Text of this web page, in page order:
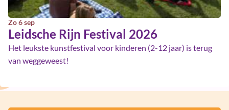
Zo 6 sep
Leidsche Rijn Festival 2026
Het leukste kunstfestival voor kinderen (2-12 jaar) is terug
van weggeweest!